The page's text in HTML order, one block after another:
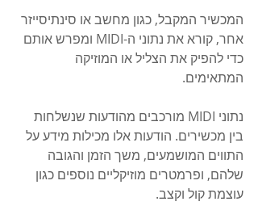
המכשיר המקבל, כגון מחשב או סינתיסייזר
אחר, קורא את נתוני ה-MIDI ומפרש אותם
כדי להפיק את הצליל או המוזיקה
המתאימים.
נתוני MIDI מורכבים מהודעות שנשלחות
בין מכשירים. הודעות אלו מכילות מידע על
התווים המושמעים, משך הזמן והגובה
שלהם, ופרמטרים מוזיקליים נוספים כגון
עוצמת קול וקצב.